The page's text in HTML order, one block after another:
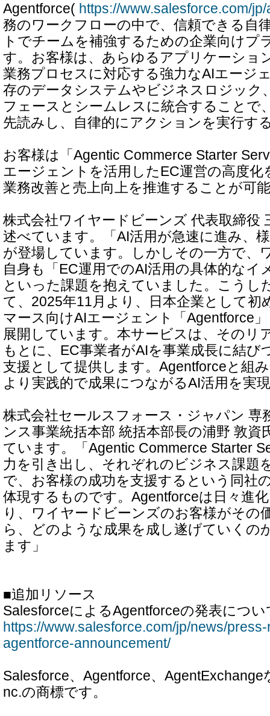
Agentforce( https://www.salesforce.com/
務のワークフローの中で、信頼できる自
トでチームを補強するための企業向けプ
す。お客様は、あらゆるアプリケーショ
業務プロセスに対応する強力なAIエージ
存のデータシステムやビジネスロジック
フェースとシームレスに統合することで
先読みし、自律的にアクションを実行す
お客様は「Agentic Commerce Starter
エージェントを活用したEC運営の高度化
業務改善と売上向上を推進することが可
株式会社ワイヤードビーンズ 代表取締役
述べています。「AI活用が急速に進み、
が登場しています。しかしその一方で、
自身も「EC運用でのAI活用の具体的なイ
といった課題を抱えていました。こうし
て、2025年11月より、日本企業として初
マース向けAIエージェント「Agentforce
展開しています。本サービスは、そのリ
もとに、EC事業者がAIを事業成長に結び
支援として提供します。Agentforceと組
より実践的で成果につながるAI活用を実
株式会社セールスフォース・ジャパン 専
ンス事業統括本部 統括本部長の浦野 敦資
ています。「Agentic Commerce Starter
力を引き出し、それぞれのビジネス課題
で、お客様の成功を支援するという同社
体現するものです。Agentforceは日々進
り、ワイヤードビーンズのお客様がその
ら、どのような成果を成し遂げていくの
ます」
■追加リソース
SalesforceによるAgentforceの発表につ
https://www.salesforce.com/jp/news/
agentforce-announcement/
Salesforce、Agentforce、AgentExchange
nc.の商標です。